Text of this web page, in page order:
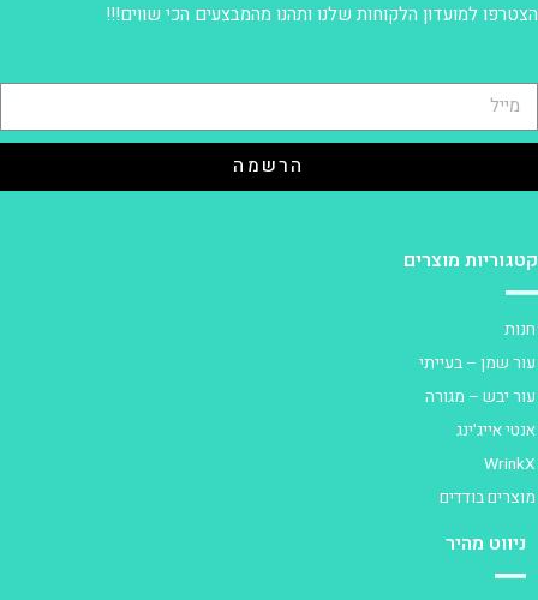
למועדון הלקוחות שלנו ותהנו מהמבצעים הכי שווים!!!
הרשמה
מוצרים
שמן – בעייתי
יבש – מגורה
אייג'ינג
בודדים
ניווט מהיר